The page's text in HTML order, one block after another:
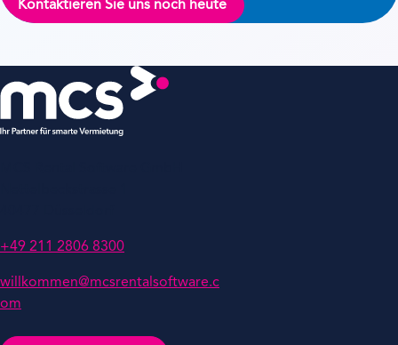
Kontaktieren Sie uns noch heute
+49 211 2806 8300
willkommen@mcsrentalsoftware.c
om